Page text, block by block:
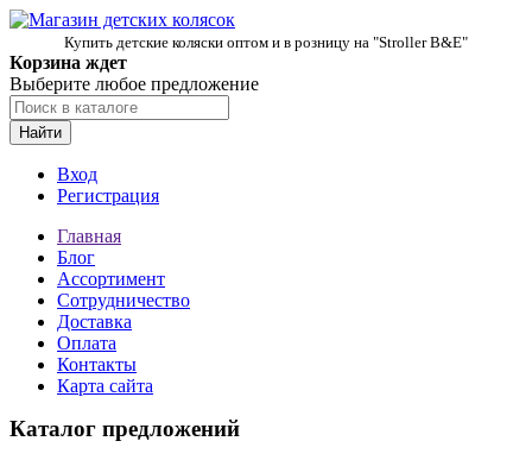
Купить детские коляски оптом и в розницу на "Stroller B&E"
Корзина ждет
Выберите любое предложение
Найти
Вход
Регистрация
Главная
Блог
Ассортимент
Сотрудничество
Доставка
Оплата
Контакты
Карта сайта
Каталог предложений